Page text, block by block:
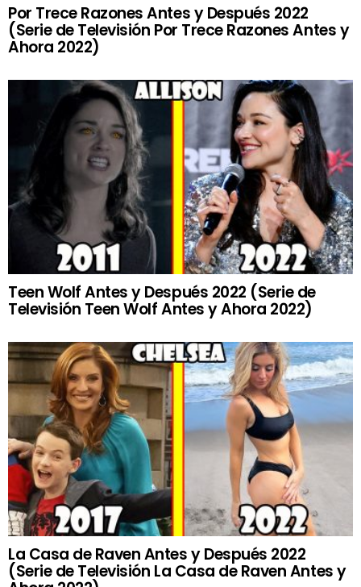
Por Trece Razones Antes y Después 2022
(Serie de Televisión Por Trece Razones Antes y
Ahora 2022)
Teen Wolf Antes y Después 2022 (Serie de
Televisión Teen Wolf Antes y Ahora 2022)
La Casa de Raven Antes y Después 2022
(Serie de Televisión La Casa de Raven Antes y